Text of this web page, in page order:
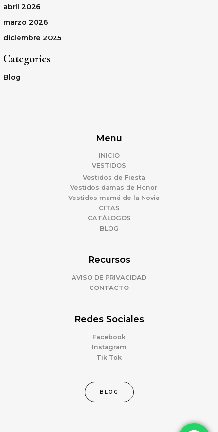
abril 2026
marzo 2026
diciembre 2025
Categories
Blog
Menu
INICIO
VESTIDOS
Vestidos de Fiesta
Vestidos damas de Honor
Vestidos mamá de la Novia
CITAS
CATÁLOGOS
BLOG
Recursos
AVISO DE PRIVACIDAD
CONTACTO
Redes Sociales
Facebook
Instagram
Tik Tok
BLOG